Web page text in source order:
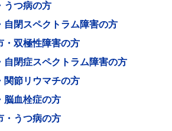
つ病の方
閉スペクトラム障害の方
双極性障害の方
閉症スペクトラム障害の方
節リウマチの方
血栓症の方
うつ病の方